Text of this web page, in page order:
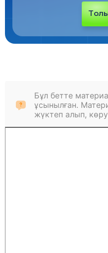
Бұл бетте
ұсынылған.
жүктеп алып,